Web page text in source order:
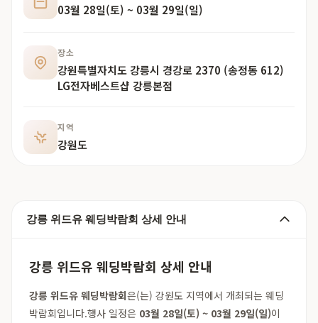
03월 28일(토) ~ 03월 29일(일)
장소
강원특별자치도 강릉시 경강로 2370 (송정동 612)
LG전자베스트샵 강릉본점
지역
강원도
강릉 위드유 웨딩박람회 상세 안내
강릉 위드유 웨딩박람회 상세 안내
강릉 위드유 웨딩박람회은(는) 강원도 지역에서 개최되는 웨딩
박람회입니다.행사 일정은 03월 28일(토) ~ 03월 29일(일)이